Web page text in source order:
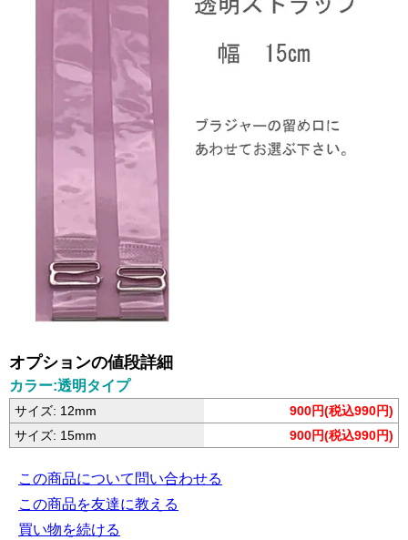
オプションの値段詳細
カラー:透明タイプ
サイズ: 12mm
900円(税込990円)
サイズ: 15mm
900円(税込990円)
この商品について問い合わせる
この商品を友達に教える
買い物を続ける